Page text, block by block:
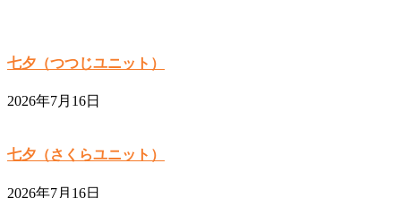
七夕（つつじユニット）
2026年7月16日
七夕（さくらユニット）
2026年7月16日